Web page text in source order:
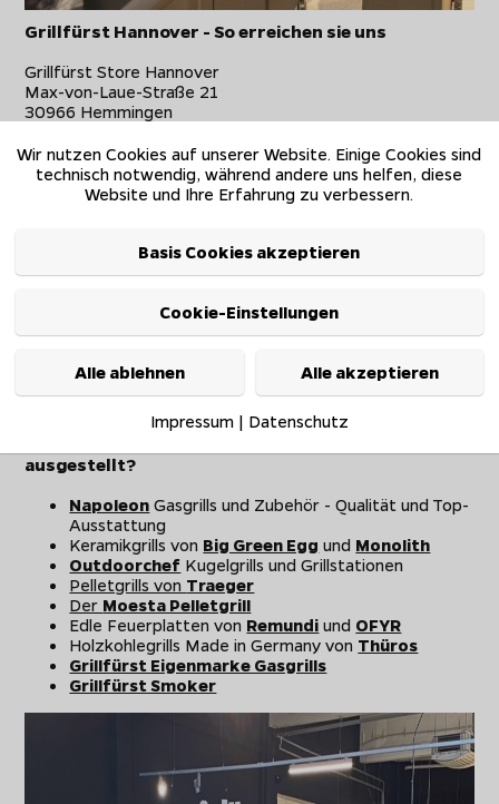
Grillfürst Hannover - So erreichen sie uns
Grillfürst Store Hannover
Max-von-Laue-Straße 21
30966 Hemmingen
E-Mail:
hannover@grillfuerst.de
März-September:
Sa. 10:00 - 16:00 Uhr
Mo. geschlossen,
Di. - Fr. 10:00 bis 18:00Uhr,
ausgestellt?
Napoleon Gasgrills und Zubehör - Qualität und Top-
Ausstattung
Keramikgrills von Big Green Egg und Monolith
Outdoorchef Kugelgrills und Grillstationen
Pelletgrills von Traeger
Der Moesta Pelletgrill
Edle Feuerplatten von Remundi und OFYR
Holzkohlegrills Made in Germany von Thüros
Grillfürst Eigenmarke Gasgrills
Grillfürst Smoker
Wir nutzen Cookies auf unserer Website. Einige Cookies sind
technisch notwendig, während andere uns helfen, diese
Website und Ihre Erfahrung zu verbessern.
Basis Cookies akzeptieren
Cookie-Einstellungen
Alle ablehnen Alle akzeptieren
Impressum| Datenschutz